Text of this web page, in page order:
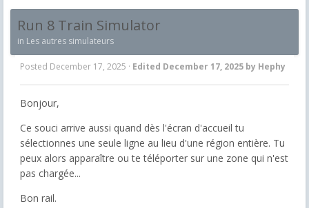
Run 8 Train Simulator
in Les autres simulateurs
Posted December 17, 2025 · Edited December 17, 2025 by Hephy
Bonjour,
Ce souci arrive aussi quand dès l'écran d'accueil tu
sélectionnes une seule ligne au lieu d'une région entière. Tu
peux alors apparaître ou te téléporter sur une zone qui n'est
pas chargée...
Bon rail.